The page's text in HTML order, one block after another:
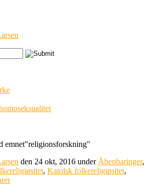
emnet"religionsforskning"
den 24 okt, 2016 under Åbenbaringer,
, Katolsk folkereligiøsitet,